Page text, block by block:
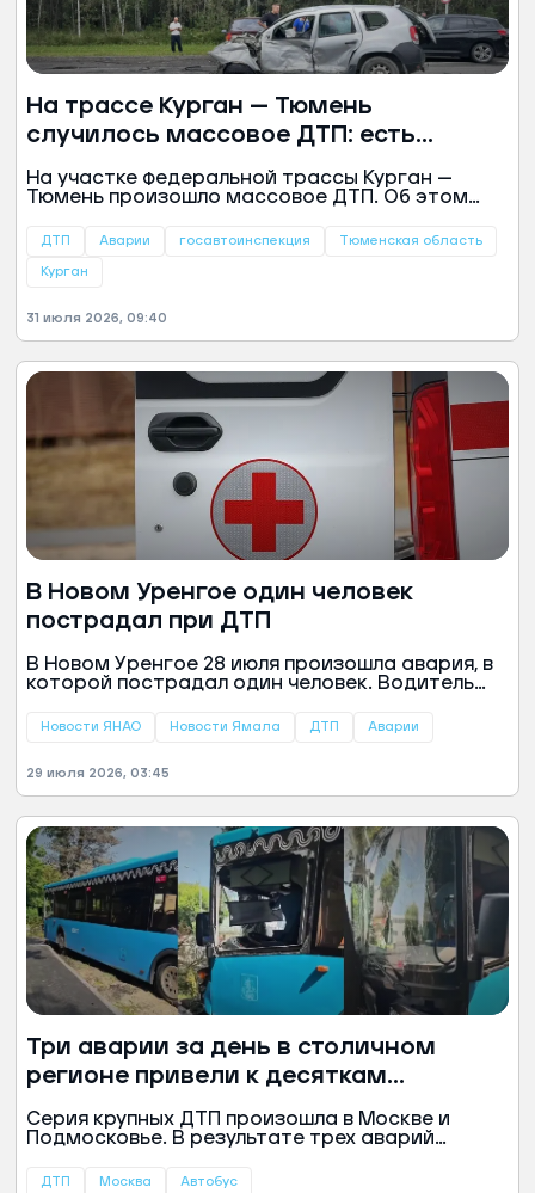
На трассе Курган — Тюмень
случилось массовое ДТП: есть
погибшие
На участке федеральной трассы Курган —
Тюмень произошло массовое ДТП. Об этом
Тюменской области.
ДТП Аварии госавтоинспекция Тюменская область
Курган
31 июля 2026, 09:40
В Новом Уренгое один человек
пострадал при ДТП
В Новом Уренгое 28 июля произошла авария, в
которой пострадал один человек. Водитель
управлением и спровоцировал столкновение с
Новости ЯНАО Новости Ямала ДТП Аварии
29 июля 2026, 03:45
Три аварии за день в столичном
регионе привели к десяткам
пострадавших
Серия крупных ДТП произошла в Москве и
Подмосковье. В результате трех аварий
двое грудных детей. Нескольким
ДТП Москва Автобус